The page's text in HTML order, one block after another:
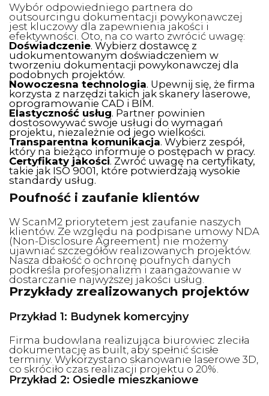
Wybór odpowiedniego partnera do
outsourcingu dokumentacji powykonawczej
jest kluczowy dla zapewnienia jakości i
efektywności. Oto, na co warto zwrócić uwagę:
Doświadczenie. Wybierz dostawcę z
udokumentowanym doświadczeniem w
tworzeniu dokumentacji powykonawczej dla
podobnych projektów.
Nowoczesna technologia. Upewnij się, że firma
korzysta z narzędzi takich jak skanery laserowe,
oprogramowanie CAD i BIM.
Elastyczność usług. Partner powinien
dostosowywać swoje usługi do wymagań
projektu, niezależnie od jego wielkości.
Transparentna komunikacja. Wybierz zespół,
który na bieżąco informuje o postępach w pracy.
Certyfikaty jakości. Zwróć uwagę na certyfikaty,
takie jak ISO 9001, które potwierdzają wysokie
standardy usług.
Poufność i zaufanie klientów
W ScanM2 priorytetem jest zaufanie naszych
klientów. Ze względu na podpisane umowy NDA
(Non-Disclosure Agreement) nie możemy
ujawniać szczegółów realizowanych projektów.
Nasza dbałość o ochronę poufnych danych
podkreśla profesjonalizm i zaangażowanie w
dostarczanie najwyższej jakości usług.
Przykłady zrealizowanych projektów
Przykład 1: Budynek komercyjny
Firma budowlana realizująca biurowiec zleciła
dokumentację as built, aby spełnić ścisłe
terminy. Wykorzystano skanowanie laserowe 3D,
co skróciło czas realizacji projektu o 20%.
Przykład 2: Osiedle mieszkaniowe